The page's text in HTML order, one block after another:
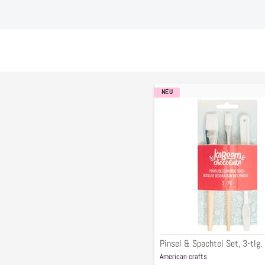
Pinsel
NEU
Pinsel & Spachtel Set, 3-tlg.
American crafts